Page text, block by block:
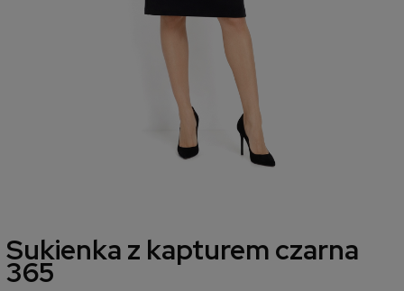
Sukienka z kapturem czarna
365